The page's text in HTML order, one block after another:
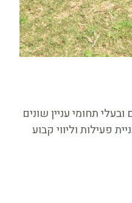
תחומי עניין שונים
פעילות וליווי קבוע